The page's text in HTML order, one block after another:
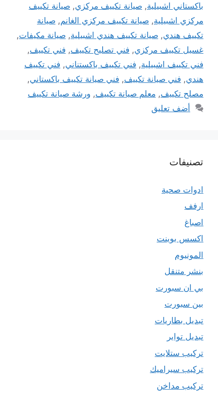
باكستاني اشبيلية, صيانة تكييف مركزي, صيانة تكييف
مركزي اشبيلية, صيانة تكييف مركزي الغانم, صيانة
تكييف هندي, صيانة تكييف هندي اشبيلية, صيانة مكيفات,
غسيل تكييف مركزي, فني تصليح تكييف, فني تكييف,
فني تكييف اشبيلية, فني تكييف باكستناني, فني تكييف
هندي, فني صيانة تكييف, فني صيانة تكييف باكستاني,
مصلح تكييف, معلم صيانة تكييف, ورشة صيانة تكييف
أضف تعليق
تصنيفات
ادوات صحية
ارفف
اصباغ
اكسس بوينت
المونيوم
بنشر متنقل
بي ان سبورت
بين سبورت
تبديل بطاريات
تبديل تواير
تركيب ستلايت
تركيب سيراميك
تركيب مداخن